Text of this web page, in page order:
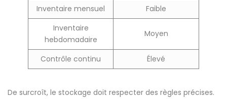
Inventaire mensuel
Faible
Inventaire
hebdomadaire
Moyen
Contrôle continu Élevé
De surcroît, le stockage doit respecter des règles précises.